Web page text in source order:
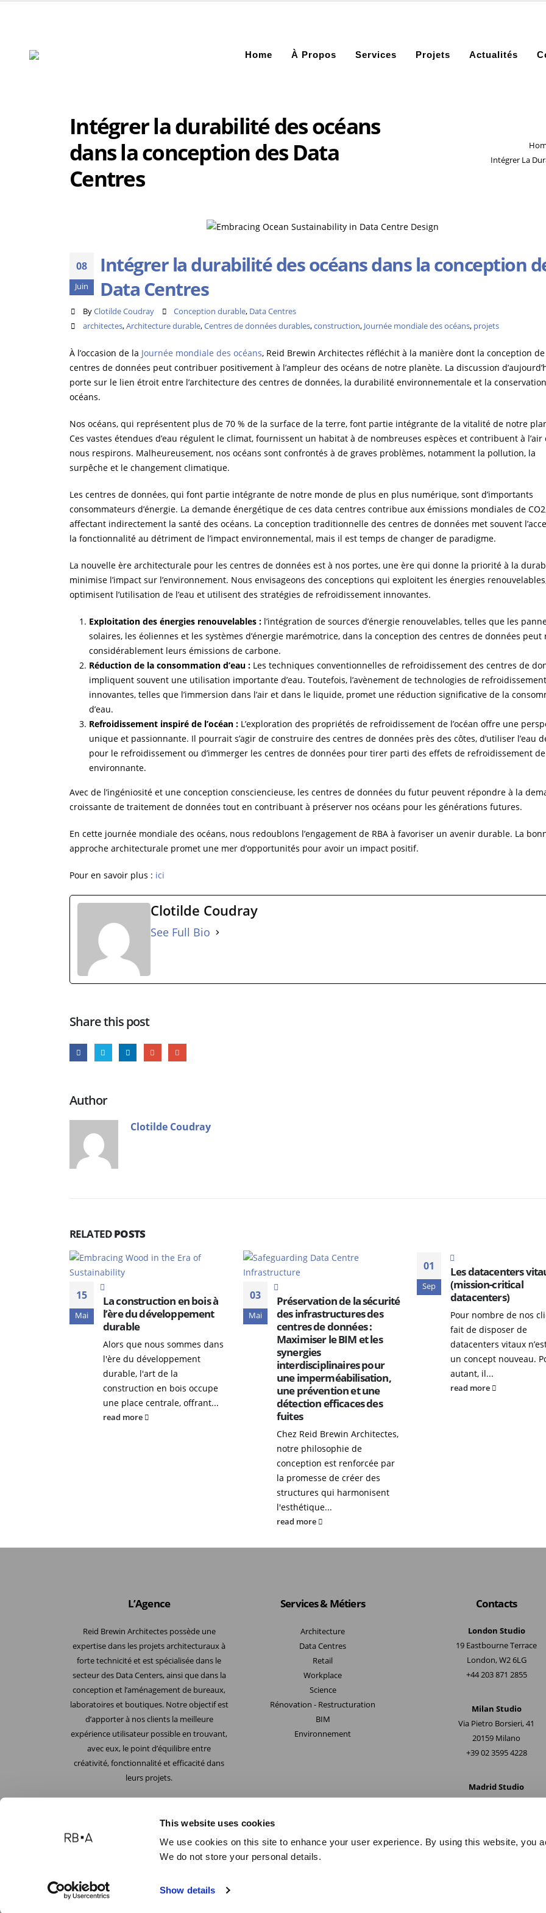
This website uses cookies
We use cookies on this site to enhance your user experience. By using this website, you
We do not store your personal details.
Show details
Home À Propos Services Projets Actualités
Intégrer la durabilité des océans
dans la conception des Data
Centres
Intégrer La
08
Juin
Intégrer la durabilité des océans dans la conception
Data Centres
By Clotilde Coudray Conception durable, Data Centres
architectes,Architecture durable,Centres de données durables,construction, Journée mondiale des océans, projets
À l’occasion de la Journée mondiale des océans, Reid Brewin Architectes réfléchit à la manière dont la conception
centres de données peut contribuer positivement à l’ampleur des océans de notre planète. La discussion
porte sur le lien étroit entre l’architecture des centres de données, la durabilité environnementale et la
océans.
Nos océans, qui représentent plus de 70 % de la surface de la terre, font partie intégrante de la vitalité de notre
Ces vastes étendues d’eau régulent le climat, fournissent un habitat à de nombreuses espèces et contribuent à l’air
nous respirons. Malheureusement, nos océans sont confrontés à de graves problèmes, notamment la pollution, la
surpêche et le changement climatique.
Les centres de données, qui font partie intégrante de notre monde de plus en plus numérique, sont d’importants
consommateurs d’énergie. La demande énergétique de ces data centres contribue aux émissions mondiales de
affectant indirectement la santé des océans. La conception traditionnelle des centres de données met souvent
la fonctionnalité au détriment de l’impact environnemental, mais il est temps de changer de paradigme.
La nouvelle ère architecturale pour les centres de données est à nos portes, une ère qui donne la priorité à la
minimise l’impact sur l’environnement. Nous envisageons des conceptions qui exploitent les énergies
optimisent l’utilisation de l’eau et utilisent des stratégies de refroidissement innovantes.
Exploitation des énergies renouvelables : l’intégration de sources d’énergie renouvelables, telles que les
solaires, les éoliennes et les systèmes d’énergie marémotrice, dans la conception des centres de données
considérablement leurs émissions de carbone.
Réduction de la consommation d’eau : Les techniques conventionnelles de refroidissement des centres de
impliquent souvent une utilisation importante d’eau. Toutefois, l’avènement de technologies de refroidissement
innovantes, telles que l’immersion dans l’air et dans le liquide, promet une réduction significative de la
d’eau.
Refroidissement inspiré de l’océan : L’exploration des propriétés de refroidissement de l’océan offre une
unique et passionnante. Il pourrait s’agir de construire des centres de données près des côtes, d’utiliser l’eau
pour le refroidissement ou d’immerger les centres de données pour tirer parti des effets de refroidissement de
environnante.
Avec de l’ingéniosité et une conception consciencieuse, les centres de données du futur peuvent répondre à la
croissante de traitement de données tout en contribuant à préserver nos océans pour les générations futures.
En cette journée mondiale des océans, nous redoublons l’engagement de RBA à favoriser un avenir durable. La
approche architecturale promet une mer d’opportunités pour avoir un impact positif.
Pour en savoir plus : ici
Clotilde Coudray
See Full Bio
Share this post
Author
Clotilde Coudray
RELATEDPOSTS
15
Mai
La construction en bois à
l’ère du développement
durable
Alors que nous sommes dans
l'ère du développement
durable, l'art de la
construction en bois occupe
une place centrale, offrant...
read more
03
Mai
Préservation de la sécurité
des infrastructures des
centres de données :
Maximiser le BIM et les
synergies
interdisciplinaires pour
une imperméabilisation,
une prévention et une
détection efficaces des
fuites
Chez Reid Brewin Architectes,
notre philosophie de
conception est renforcée par
la promesse de créer des
structures qui harmonisent
l'esthétique...
read more
01
Sep
Les datacenters
(mission-critical
datacenters)
Pour nombre de nos
fait de disposer de
datacenters vitaux
un concept nouveau.
autant, il...
read more
L’Agence
Reid Brewin Architectes possède une
expertise dans les projets architecturaux à
forte technicité et est spécialisée dans le
secteur des Data Centers, ainsi que dans la
conception et l’aménagement de bureaux,
laboratoires et boutiques. Notre objectif est
d’apporter à nos clients la meilleure
expérience utilisateur possible en trouvant,
avec eux, le point d’équilibre entre
créativité, fonctionnalité et efficacité dans
leurs projets.
Services & Métiers
Architecture
Data Centres
Retail
Workplace
Science
Rénovation - Restructuration
BIM
Environnement
Contacts
London Studio
19 Eastbourne Terrace
London, W2 6LG
+44 203 871 2855
Milan Studio
Via Pietro Borsieri, 41
20159 Milano
+39 02 3595 4228
Madrid Studio